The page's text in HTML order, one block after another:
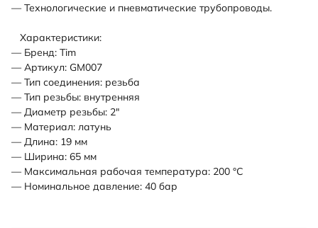
— Технологические и пневматические трубопроводы.
Характеристики:
— Бренд: Tim
— Артикул: GM007
— Тип соединения: резьба
— Тип резьбы: внутренняя
— Диаметр резьбы: 2"
— Материал: латунь
— Длина: 19 мм
— Ширина: 65 мм
— Максимальная рабочая температура: 200 °С
— Номинальное давление: 40 бар